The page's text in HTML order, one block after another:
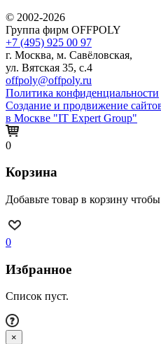
© 2002-2026
Группа фирм OFFPOLY
+7 (495) 925 00 97
г. Москва, м. Савёловская,
ул. Вятская 35, с.4
offpoly@offpoly.ru
Политика конфиденциальности
Создание и продвижение
в Москве "IT Expert Group"
0
Корзина
Добавьте товар в корзину
0
Избранное
Список пуст.
×